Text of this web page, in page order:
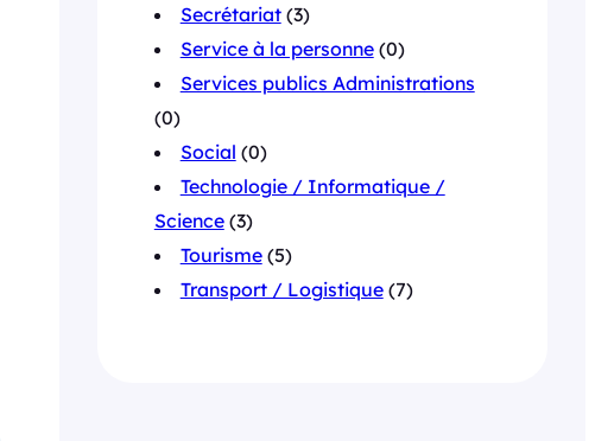
Secrétariat(3)
Service à la personne(0)
Services publics Administrations
(0)
Social (0)
Technologie / Informatique /
Science(3)
Tourisme(5)
Transport / Logistique(7)